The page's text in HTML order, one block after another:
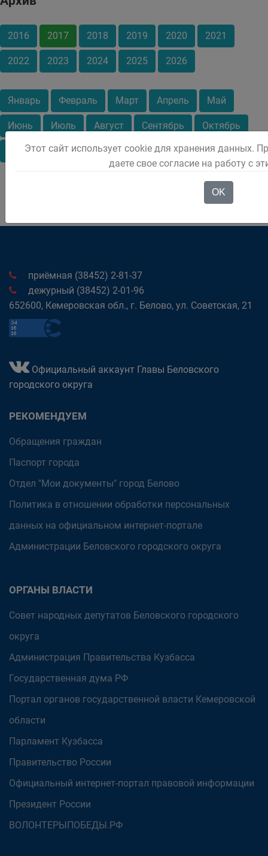
2016 2017 2018 2019 2020 2021
2022 2023 2024 2025 2026
Январь Февраль Март Апрель Май
Июнь Июль Август Сентябрь Октябрь
Ноябрь Декабрь
приёмная (38452) 2-81-37
дежурный (38452) 2-01-96
652600, Кемеровская обл., г. Белово, ул. Советская, 21
Официальный аккаунт Главы Беловского
городского округа
РЕКОМЕНДУЕМ
Обращения граждан
Паспорт города
Отдел "Мои документы" город Белово
Политика в отношении обработки персональных
данных на официальном интернет-портале
Администрации Беловского городского округа
ОРГАНЫ ВЛАСТИ
Совет народных депутатов Беловского городского
округа
Администрация Правительства Кузбасса
Государственная дума РФ
Портал органов государственной власти Кемеровской
области
Парламент Кузбасса
Правительство России
Официальный интернет-портал правовой информации
Президент России
ВОЛОНТЕРЫПОБЕДЫ.РФ
Этот сайт использует cookie для хранения данных.
даете свое согласие на работу с
OK